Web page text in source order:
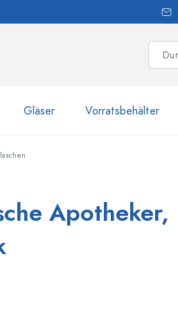
springen
Gläser Vorratsbehälter
Zur Kategorie Flaschen
Flaschen nach Marke
WECK-FlaschenApotheker,